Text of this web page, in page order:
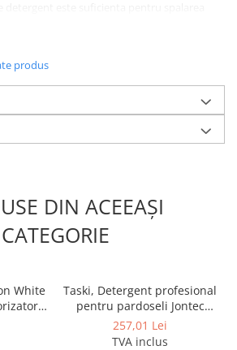
de vase.
produs
DIN ACEEAȘI
CATEGORIE
White
/
5L
Taski, Detergent profesional
pentru pardoseli Jontec
Forward, 5L
257,01 Lei
TVA inclus